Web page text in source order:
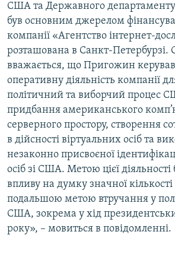
США та Державного
був основним джерелом
компанії «Агентство інтернет-
розташована в Санкт-Петербурзі.
вважається, що Пригожин
оперативну діяльність компанії
політичний та виборчий процес
придбання американського
серверного простору, створення
в дійсності віртуальних осіб та
незаконно присвоєної
осіб зі США. Метою цієї діяльності
впливу на думку значної
подальшою метою втручання у
США, зокрема у хід
року», – мовиться в повідомленні.